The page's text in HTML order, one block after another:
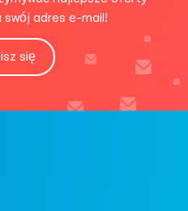
swój adres e-mail!
się